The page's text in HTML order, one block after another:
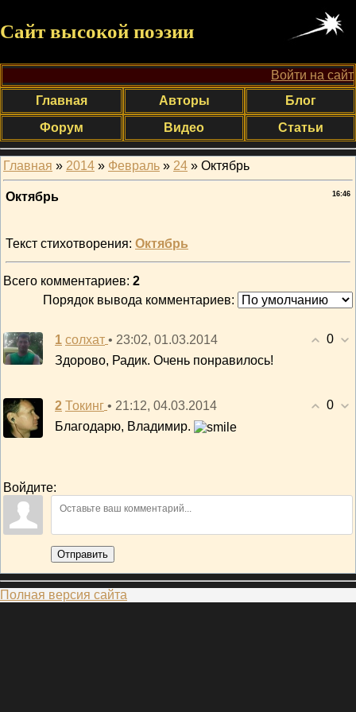
Сайт высокой поэзии
Войти на сайт
Главная
Авторы
Блог
Форум
Видео Статьи
Главная » 2014 » Февраль » 24 » Октябрь
16:46
Октябрь
Текст стихотворения: Октябрь
Всего комментариев: 2
Порядок вывода комментариев:
0
1 солхат • 23:02, 01.03.2014
Здорово, Радик. Очень понравилось!
0
2 Токинг • 21:12, 04.03.2014
Благодарю, Владимир.
Войдите:
Отправить
Полная версия сайта